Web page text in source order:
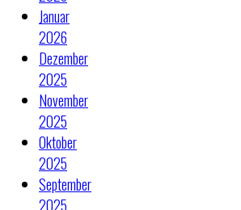
Januar
2026
Dezember
2025
November
2025
Oktober
2025
September
2025